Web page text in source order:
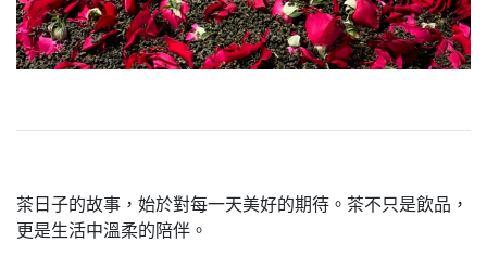
茶日子的故事，始於對每一天美好的期待。茶不只是飲品，
更是生活中溫柔的陪伴。